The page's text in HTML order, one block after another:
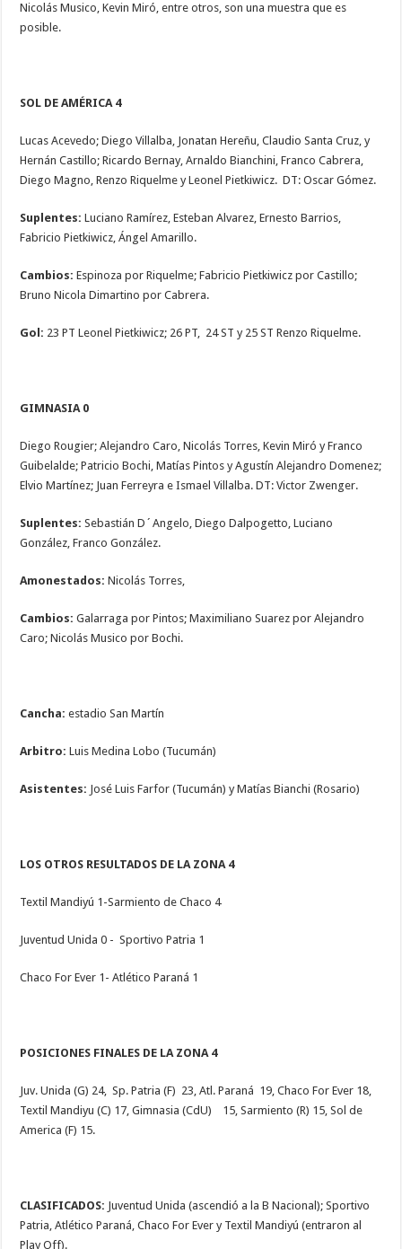
Nicolás Musico, Kevin Miró, entre otros, son una muestra que es
posible.
SOL DE AMÉRICA 4
Lucas Acevedo; Diego Villalba, Jonatan Hereñu, Claudio Santa Cruz, y
Hernán Castillo; Ricardo Bernay, Arnaldo Bianchini, Franco Cabrera,
Diego Magno, Renzo Riquelme y Leonel Pietkiwicz. DT: Oscar Gómez.
Suplentes: Luciano Ramírez, Esteban Alvarez, Ernesto Barrios,
Fabricio Pietkiwicz, Ángel Amarillo.
Cambios:Espinoza por Riquelme; Fabricio Pietkiwicz por Castillo;
Bruno Nicola Dimartino por Cabrera.
Gol: 23 PT Leonel Pietkiwicz; 26 PT, 24 ST y 25 ST Renzo Riquelme.
GIMNASIA 0
Diego Rougier; Alejandro Caro, Nicolás Torres, Kevin Miró y Franco
Guibelalde; Patricio Bochi, Matías Pintos y Agustín Alejandro Domenez;
Elvio Martínez; Juan Ferreyra e Ismael Villalba. DT: Victor Zwenger.
Suplentes: Sebastián D´Angelo, Diego Dalpogetto, Luciano
González, Franco González.
Amonestados:Nicolás Torres,
Cambios: Galarraga por Pintos; Maximiliano Suarez por Alejandro
Caro; Nicolás Musico por Bochi.
Cancha: estadio San Martín
Arbitro:Luis Medina Lobo (Tucumán)
Asistentes: José Luis Farfor (Tucumán) y Matías Bianchi (Rosario)
LOS OTROS RESULTADOS DE LA ZONA 4
Textil Mandiyú 1-Sarmiento de Chaco 4
Juventud Unida 0 - Sportivo Patria 1
Chaco For Ever 1- Atlético Paraná 1
POSICIONES FINALES DE LA ZONA 4
Juv. Unida (G) 24, Sp. Patria (F) 23, Atl. Paraná 19, Chaco For Ever 18,
Textil Mandiyu (C) 17, Gimnasia (CdU) 15, Sarmiento (R) 15, Sol de
America (F) 15.
CLASIFICADOS: Juventud Unida (ascendió a la B Nacional); Sportivo
Patria, Atlético Paraná, Chaco For Ever y Textil Mandiyú (entraron al
Play Off).